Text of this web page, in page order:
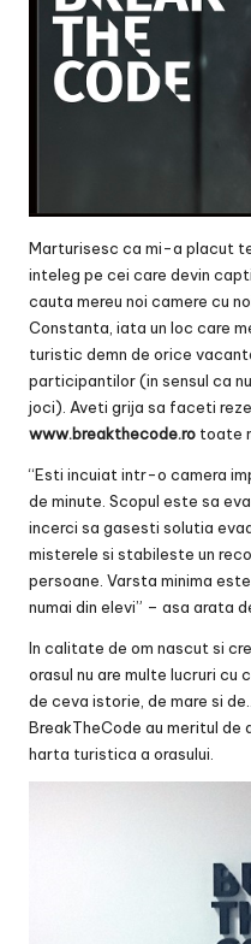
Marturisesc ca mi-a placut
inteleg pe cei care devin
cauta mereu noi camere cu
Constanta, iata un loc care
turistic demn de orice
participantilor (in sensul ca
joci). Aveti grija sa faceti
www.breakthecode.ro toate
“Esti incuiat intr-o camera
de minute. Scopul este sa
incerci sa gasesti solutia
misterele si stabileste un
persoane. Varsta minima
numai din elevi” – asa arata
In calitate de om nascut si
orasul nu are multe lucruri cu
de ceva istorie, de mare si
BreakTheCode au meritul de
harta turistica a orasului.